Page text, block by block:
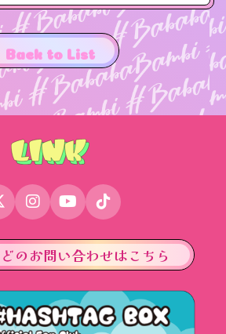
Back to List
のお問い合わせはこちら